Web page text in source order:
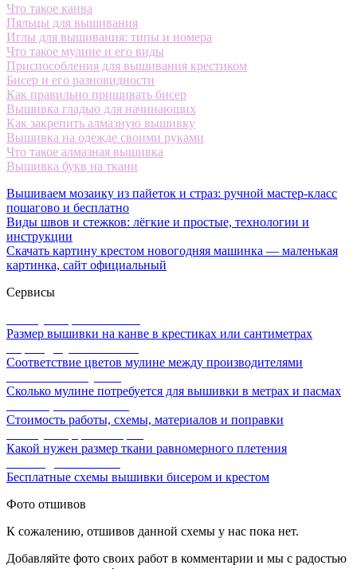
Что такое канва
Пяльцы для вышивания
Иглы для вышивания: типы и номера
Что такое мулине и его виды
Приспособления для вышивания крестиком
Бисер и его разновидности
Как правильно пришивать бисер
Вышивка гладью для начинающих
Как закрепить алмазную вышивку
Вышивка на одежде своими руками
Что такое алмазная вышивка
Вышивка букв на ткани
Вышиваем мозаику из пайеток и страз: ручной мастер-класс
пошагово и бесплатно
Виды швов и стежков: лёгкие и простые, технологии и
инструкции
Скачать картину крестом новогодняя машинка — маленькая
картинка, сайт официальный
Сервисы
Размер вышивки на канве в крестиках или сантиметрах
Соответствие цветов мулине между производителями
Сколько мулине потребуется для вышивки в метрах и пасмах
Стоимость работы, схемы, материалов и поправки
Какой нужен размер ткани равномерного плетения
Бесплатные схемы вышивки бисером и крестом
Фото отшивов
К сожалению, отшивов данной схемы у нас пока нет.
Добавляйте фото своих работ в комментарии и мы с радостью